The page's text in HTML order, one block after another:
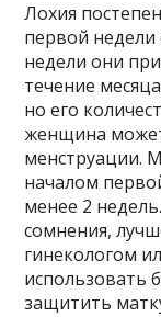
Лохия
первой недели
недели они
течение
но его
женщина
менструации.
началом
менее 2
сомнения,
гинекологом
использовать
защитить